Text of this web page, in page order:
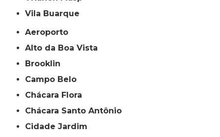
Vila Buarque
Aeroporto
Alto da Boa Vista
Brooklin
Campo Belo
Chácara Flora
Chácara Santo Antônio
Cidade Jardim